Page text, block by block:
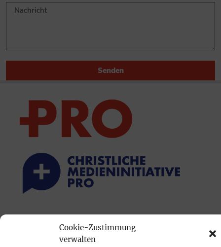
Cookie-Zustimmung
verwalten
Senden
Mediadaten